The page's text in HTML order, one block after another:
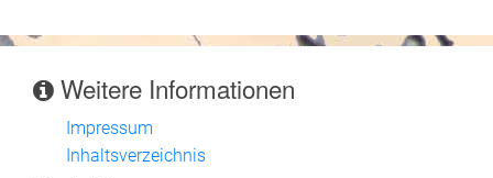
Weitere Informationen
Impressum
Inhaltsverzeichnis